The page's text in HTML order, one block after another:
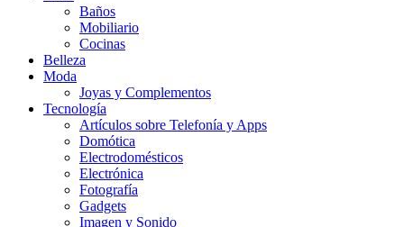
Baños
Mobiliario
Cocinas
Belleza
Moda
Joyas y Complementos
Tecnología
Artículos sobre Telefonía y Apps
Domótica
Electrodomésticos
Electrónica
Fotografía
Gadgets
Imagen y Sonido